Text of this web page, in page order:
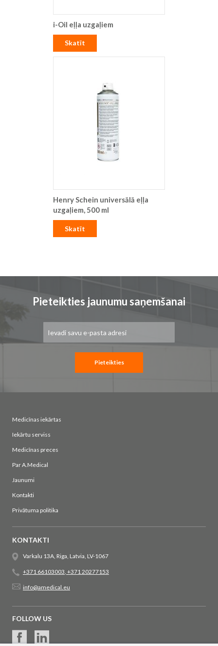
i-Oil eļļa uzgaļiem
Skatīt
Henry Schein universālā eļļa
uzgaļiem, 500 ml
Skatīt
Pieteikties jaunumu saņemšanai
saņemšanai:
Pieteikties
Medicīnas iekārtas
Iekārtu serviss
Medicīnas preces
Par A.Medical
Jaunumi
Kontakti
Privātuma politika
KONTAKTI
Varkalu 13A, Riga, Latvia, LV-1067
+371 66103003, +371 20277153
info@amedical.eu
FOLLOW US